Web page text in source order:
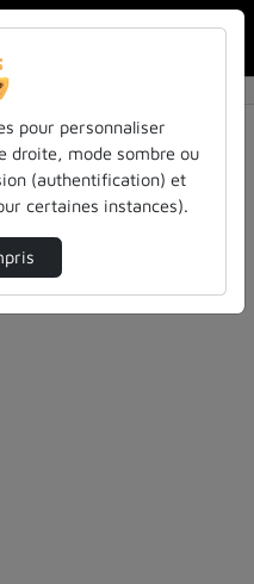
de Lorraine
pour personnaliser
droite, mode sombre ou
(authentification) et
certaines instances).